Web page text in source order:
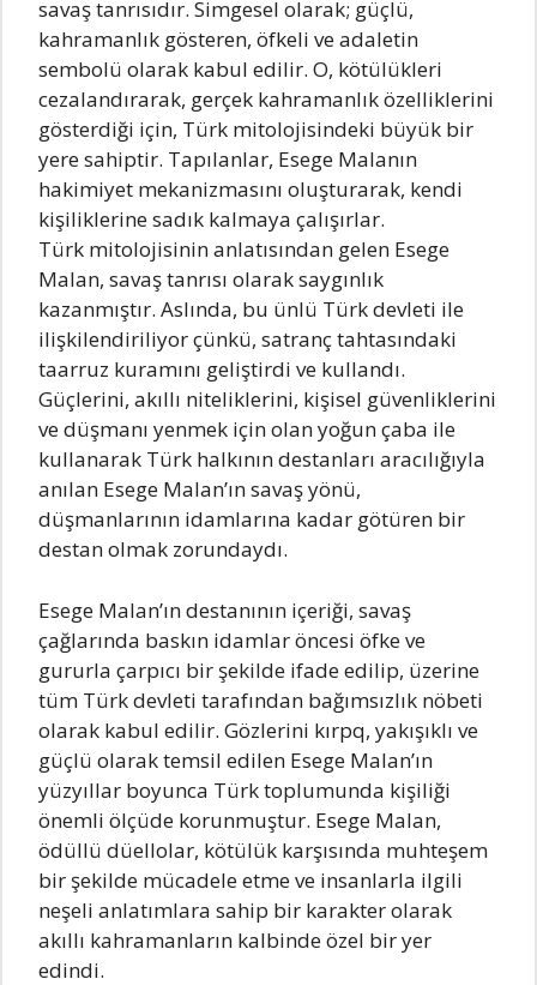
savaş tanrısıdır. Simgesel olarak; güçlü,
kahramanlık gösteren, öfkeli ve adaletin
sembolü olarak kabul edilir. O, kötülükleri
cezalandırarak, gerçek kahramanlık özelliklerini
gösterdiği için, Türk mitolojisindeki büyük bir
yere sahiptir. Tapılanlar, Esege Malanın
hakimiyet mekanizmasını oluşturarak, kendi
kişiliklerine sadık kalmaya çalışırlar.
Türk mitolojisinin anlatısından gelen Esege
Malan, savaş tanrısı olarak saygınlık
kazanmıştır. Aslında, bu ünlü Türk devleti ile
ilişkilendiriliyor çünkü, satranç tahtasındaki
taarruz kuramını geliştirdi ve kullandı.
Güçlerini, akıllı niteliklerini, kişisel güvenliklerini
ve düşmanı yenmek için olan yoğun çaba ile
kullanarak Türk halkının destanları aracılığıyla
anılan Esege Malan’ın savaş yönü,
düşmanlarının idamlarına kadar götüren bir
destan olmak zorundaydı.
Esege Malan’ın destanının içeriği, savaş
çağlarında baskın idamlar öncesi öfke ve
gururla çarpıcı bir şekilde ifade edilip, üzerine
tüm Türk devleti tarafından bağımsızlık nöbeti
olarak kabul edilir. Gözlerini kırpq, yakışıklı ve
güçlü olarak temsil edilen Esege Malan’ın
yüzyıllar boyunca Türk toplumunda kişiliği
önemli ölçüde korunmuştur. Esege Malan,
ödüllü düellolar, kötülük karşısında muhteşem
bir şekilde mücadele etme ve insanlarla ilgili
neşeli anlatımlara sahip bir karakter olarak
akıllı kahramanların kalbinde özel bir yer
edindi.